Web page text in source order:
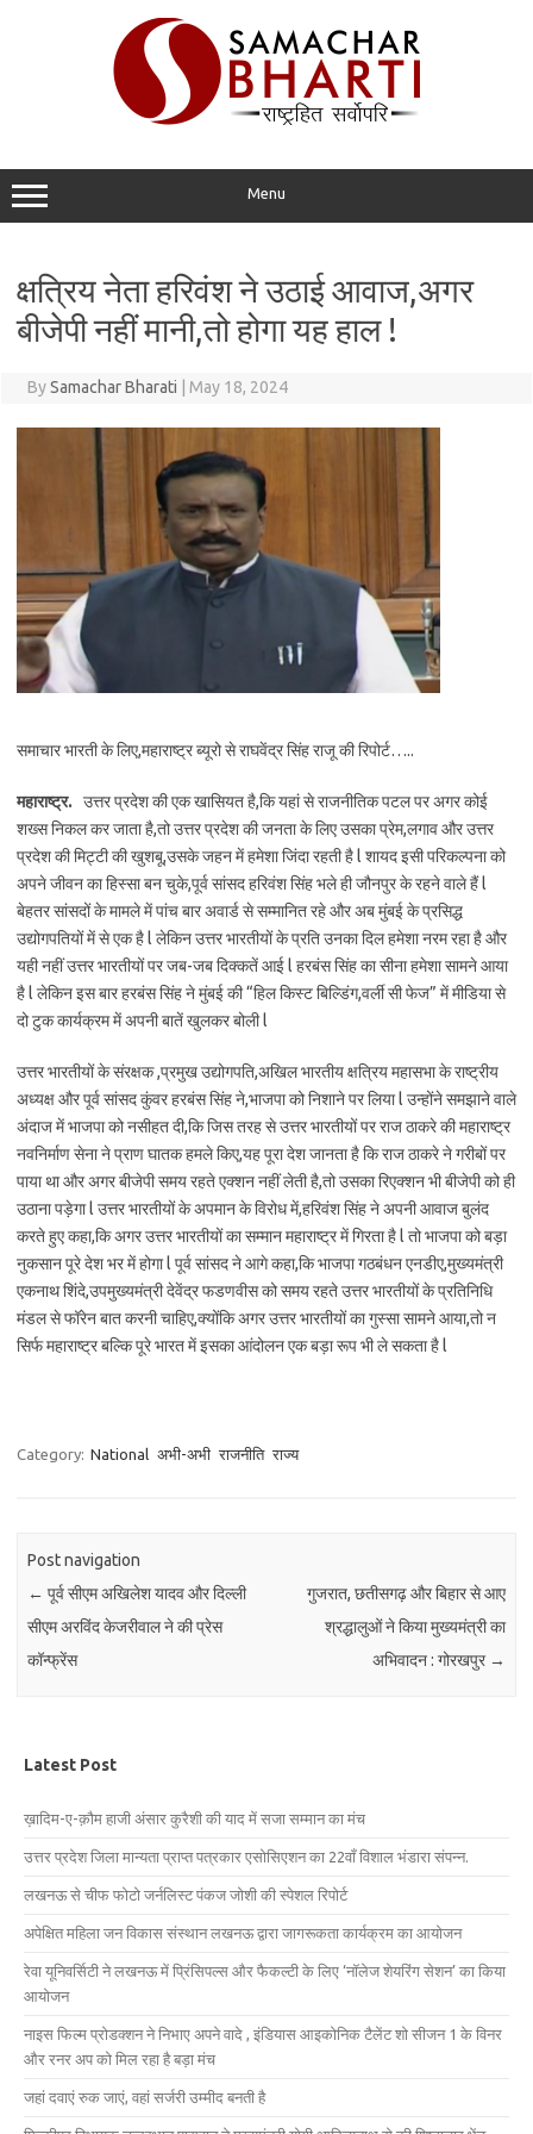
Menu
क्षत्रिय नेता हरिवंश ने उठाई आवाज,अगर
बीजेपी नहीं मानी,तो होगा यह हाल !
BySamachar Bharati May 18, 2024
समाचार भारती के लिए,महाराष्ट्र ब्यूरो से राघवेंद्र सिंह राजू की रिपोर्ट…..
महाराष्ट्र.
उत्तर प्रदेश की एक खासियत है,कि यहां से राजनीतिक पटल पर अगर कोई
शख्स निकल कर जाता है,तो उत्तर प्रदेश की जनता के लिए उसका प्रेम,लगाव और उत्तर
प्रदेश की मिट्टी की खुशबू,उसके जहन में हमेशा जिंदा रहती है l शायद इसी परिकल्पना को
अपने जीवन का हिस्सा बन चुके,पूर्व सांसद हरिवंश सिंह भले ही जौनपुर के रहने वाले हैं l
बेहतर सांसदों के मामले में पांच बार अवार्ड से सम्मानित रहे और अब मुंबई के प्रसिद्ध
उद्योगपतियों में से एक है l लेकिन उत्तर भारतीयों के प्रति उनका दिल हमेशा नरम रहा है और
यही नहीं उत्तर भारतीयों पर जब-जब दिक्कतें आई l हरबंस सिंह का सीना हमेशा सामने आया
है l लेकिन इस बार हरबंस सिंह ने मुंबई की “हिल किस्ट बिल्डिंग,वर्ली सी फेज” में मीडिया से
दो टुक कार्यक्रम में अपनी बातें खुलकर बोली l
उत्तर भारतीयों के संरक्षक ,प्रमुख उद्योगपति,अखिल भारतीय क्षत्रिय महासभा के राष्ट्रीय
अध्यक्ष और पूर्व सांसद कुंवर हरबंस सिंह ने,भाजपा को निशाने पर लिया l उन्होंने समझाने वाले
अंदाज में भाजपा को नसीहत दी,कि जिस तरह से उत्तर भारतीयों पर राज ठाकरे की महाराष्ट्र
नवनिर्माण सेना ने प्राण घातक हमले किए,यह पूरा देश जानता है कि राज ठाकरे ने गरीबों पर
पाया था और अगर बीजेपी समय रहते एक्शन नहीं लेती है,तो उसका रिएक्शन भी बीजेपी को ही
उठाना पड़ेगा l उत्तर भारतीयों के अपमान के विरोध में,हरिवंश सिंह ने अपनी आवाज बुलंद
करते हुए कहा,कि अगर उत्तर भारतीयों का सम्मान महाराष्ट्र में गिरता है l तो भाजपा को बड़ा
नुकसान पूरे देश भर में होगा l पूर्व सांसद ने आगे कहा,कि भाजपा गठबंधन एनडीए,मुख्यमंत्री
एकनाथ शिंदे,उपमुख्यमंत्री देवेंद्र फडणवीस को समय रहते उत्तर भारतीयों के प्रतिनिधि
मंडल से फॉरेन बात करनी चाहिए,क्योंकि अगर उत्तर भारतीयों का गुस्सा सामने आया,तो न
सिर्फ महाराष्ट्र बल्कि पूरे भारत में इसका आंदोलन एक बड़ा रूप भी ले सकता है l
Category: National अभी-अभी राजनीति राज्य
Post navigation
← पूर्व सीएम अखिलेश यादव और दिल्ली
सीएम अरविंद केजरीवाल ने की प्रेस
कॉन्फ्रेंस
गुजरात, छतीसगढ़ और बिहार से आए
श्रद्धालुओं ने किया मुख्यमंत्री का
अभिवादन : गोरखपुर →
Latest Post
ख़ादिम-ए-क़ौम हाजी अंसार कुरैशी की याद में सजा सम्मान का मंच
उत्तर प्रदेश जिला मान्यता प्राप्त पत्रकार एसोसिएशन का 22वाँ विशाल भंडारा संपन्न.
लखनऊ से चीफ फोटो जर्नलिस्ट पंकज जोशी की स्पेशल रिपोर्ट
अपेक्षित महिला जन विकास संस्थान लखनऊ द्वारा जागरूकता कार्यक्रम का आयोजन
रेवा यूनिवर्सिटी ने लखनऊ में प्रिंसिपल्स और फैकल्टी के लिए ‘नॉलेज शेयरिंग सेशन’ का किया
आयोजन
नाइस फिल्म प्रोडक्शन ने निभाए अपने वादे , इंडियास आइकोनिक टैलेंट शो सीजन 1 के विनर
और रनर अप को मिल रहा है बड़ा मंच
जहां दवाएं रुक जाएं, वहां सर्जरी उम्मीद बनती है